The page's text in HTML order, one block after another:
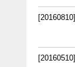
[20160810]
[20160510]